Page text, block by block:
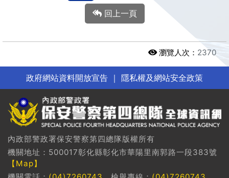
回上一頁
瀏覽人次： 2370
政府網站資料開放宣告 ｜ 隱私權及網站安全政策
內政部警政署保安警察第四總隊版權所有
機關地址：500017彰化縣彰化市華陽里南郭路一段383號
【Map】